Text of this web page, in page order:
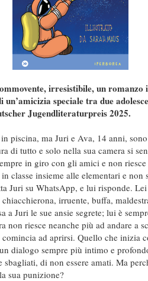
irresistibile, un
un’amicizia speciale tra due
Jugendliteraturpreis 2025.
piscina, ma Juri e Ava, 14 anni,
di tutto e solo nella sua camera si
in giro con gli amici e non riesce
classe insieme alle elementari e non
Juri su WhatsApp, e lui risponde.
irruente, buffa,
a Juri le sue ansie segrete; lui è
non riesce neanche più ad andare a
ad aprirsi. Quello che inizia
dialogo sempre più intimo e
sbagliati, di non essere amati. Ma
sua punizione?